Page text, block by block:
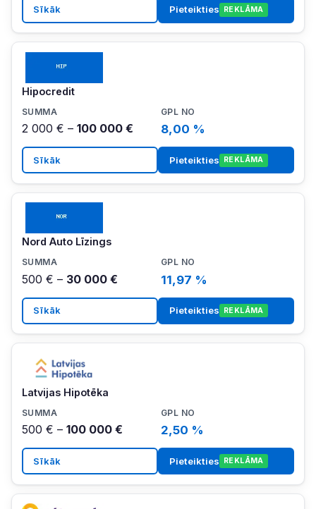
Sīkāk Pieteikties REKLĀMA
Hipocredit
2 000 € – 100 000 € 8,00 %
Sīkāk Pieteikties REKLĀMA
Nord Auto Līzings
500 € – 30 000 € 11,97 %
Sīkāk Pieteikties REKLĀMA
Latvijas Hipotēka
500 € – 100 000 € 2,50 %
Sīkāk Pieteikties REKLĀMA